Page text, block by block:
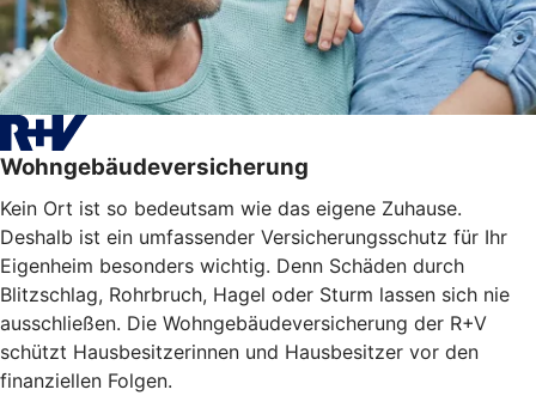
Wohngebäudeversicherung
Kein Ort ist so bedeutsam wie das eigene Zuhause.
Deshalb ist ein umfassender Versicherungsschutz für Ihr
Eigenheim besonders wichtig. Denn Schäden durch
Blitzschlag, Rohrbruch, Hagel oder Sturm lassen sich nie
ausschließen. Die Wohngebäudeversicherung der R+V
schützt Hausbesitzerinnen und Hausbesitzer vor den
finanziellen Folgen.